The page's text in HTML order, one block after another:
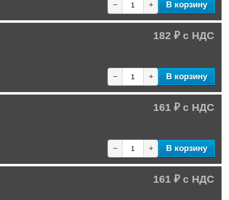
− + В корзину
182 ₽
− + В корзину
161 ₽
− + В корзину
161 ₽